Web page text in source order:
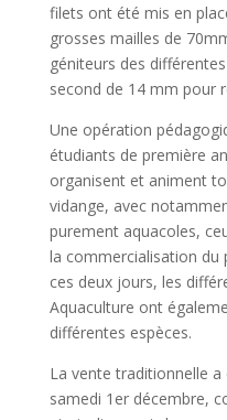
filets ont été mis en
grosses mailles de
géniteurs des
second de 14 mm pour
Une opération
étudiants de première
organisent et animent
vidange, avec
purement aquacoles,
la commercialisation du
ces deux jours, les
Aquaculture ont
différentes espèces.
La vente traditionnelle a
samedi 1er décembre,